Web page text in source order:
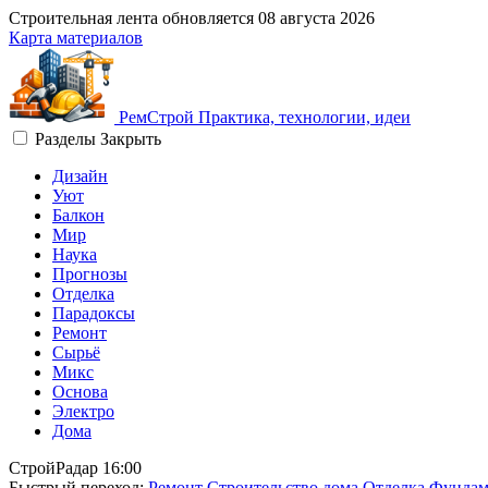
Строительная лента обновляется 08 августа 2026
Карта материалов
РемСтрой Практика, технологии, идеи
Разделы Закрыть
Дизайн
Уют
Балкон
Мир
Наука
Прогнозы
Отделка
Парадоксы
Ремонт
Сырьё
Микс
Основа
Электро
Дома
СтройРадар 16:00